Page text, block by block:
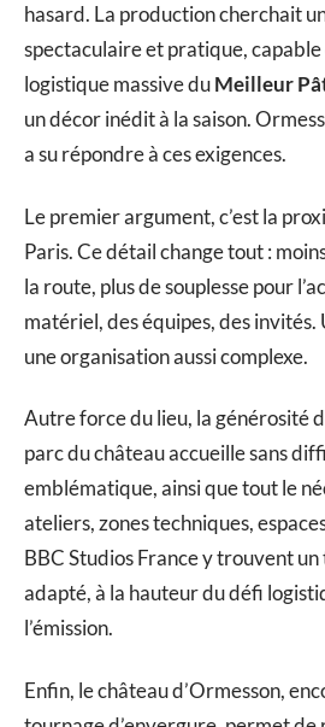
hasard. La production cherchait
spectaculaire et pratique, capable
logistique massive duMeilleur
un décor inédit à la saison.
a su répondre à ces exigences.
Le premier argument, c’est la
Paris. Ce détail change tout :
la route, plus de souplesse pour
matériel, des équipes, des
une organisation aussi complexe.
Autre force du lieu, la générosité
parc du château accueille sans
emblématique, ainsi que tout le
ateliers, zones techniques,
BBC Studios France y trouvent
adapté, à la hauteur du défi
l’émission.
Enfin, le château d’Ormesson,